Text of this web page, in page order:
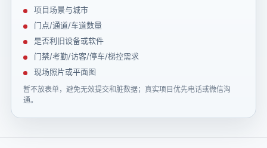
项目场景与城市
门点/通道/车道数量
是否利旧设备或软件
门禁/考勤/访客/停车/梯控需求
现场照片或平面图
暂不放表单，避免无效提交和脏数据；真实项目优先电话或微信沟
通。